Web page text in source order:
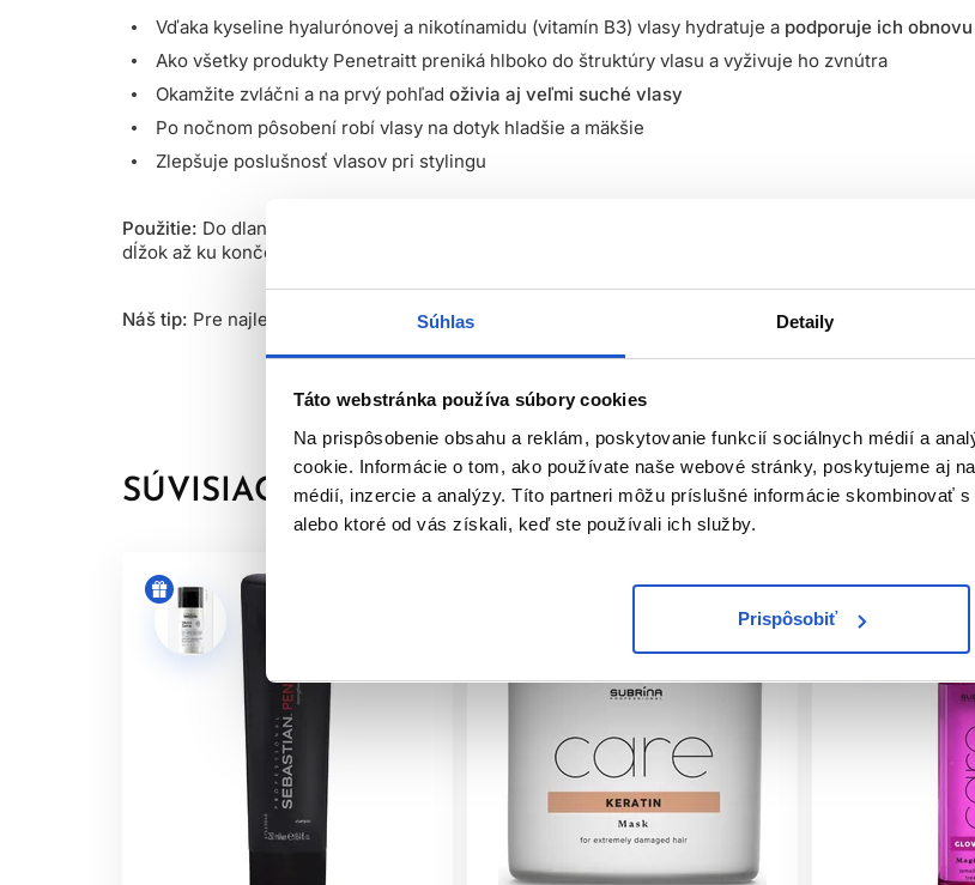
Súhlas Detaily
Táto webstránka používa súbory cookies
Na prispôsobenie obsahu a reklám, poskytovanie funkcií sociálnych médií a
cookie. Informácie o tom, ako používate naše webové stránky, poskytujeme aj
médií, inzercie a analýzy. Títo partneri môžu príslušné informácie skombinovať
alebo ktoré od vás získali, keď ste používali ich služby.
Prispôsobiť
Vďaka kyseline hyalurónovej a nikotínamidu (vitamín B3) vlasy hydratuje a podporuje ich obnovu
Ako všetky produkty Penetraitt preniká hlboko do štruktúry vlasu a vyživuje ho zvnútra
Okamžite zvláčni a na prvý pohľad oživia aj veľmi suché vlasy
Po nočnom pôsobení robí vlasy na dotyk hladšie a mäkšie
Zlepšuje poslušnosť vlasov pri stylingu
Použitie: Do dlane si nachystajte 3 až 5 dávok z pumpičky a aplikujte do vlhkých alebo suchých
dĺžok až ku končekom. Sérum neoplachujte, vlasy iba poriadne rozčešte a nechajte pôsobiť cez
Náš tip: Pre najlepšie výsledky používajte na vlasy umyté Penetraitt a ošetrené
SÚVISIACE PRODUKTY